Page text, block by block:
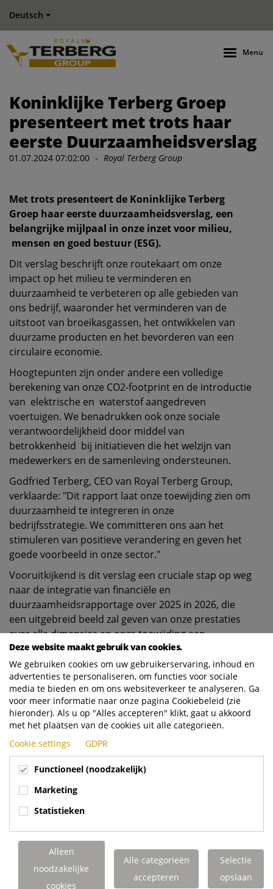
Deutsch
Menu
Koninklijke Terberg Groep
presenteert met trots haar
eerste Duurzaamheidsverslag
01.07.2024 07:02:00 - Royal Terberg Group
Met trots presenteert de Koninklijke Terberg
Groep haar eerste duurzaamheidsverslag, een
belangrijke mijlpaal in onze inzet voor milieu,
mensen en goed bestuur (ESG).
Dit verslag beschrijft onze routekaart om onze
impact op het milieu te verminderen en
duurzaamheid te verbeteren op alle gebieden van
ons bedrijf, waaronder het verminderen van de
uitstoot van broeikasgassen, het ontwikkelen van
duurzame producten en het bevorderen van een
circulaire economie.
Hoogtepunten zijn onder andere een volledige
berekening van onze CO2-footprint en de introductie
van elektrische en waterstof aangedreven
voertuigen. We benadrukken ook onze sociale
verantwoordelijkheid door middel van
betrokkenheid bij initiatieven die het welzijn van
medewerkers en de samenleving ondersteunen.
Godfried Terberg, CEO van Royal Terberg Group,
verklaarde: "Dit rapport laat onze toewijding zien om
duurzaamheid te integreren in onze
bedrijfsstrategie. We committeren ons aan het
stimuleren van positieve verandering en geven het
goede voorbeeld in onze sector."
Vooruitkijkend is dit verslag een cruciale stap op weg
naar de integratie van financiële en
duurzaamheidsrapportage over 2025 in 2026, die
een uitgebreid beeld zal geven van onze prestaties
over alle dimensies en onze toewijding aan
transparantie en verantwoording zal onderstrepen.
Deze website maakt gebruik van cookies.
We gebruiken cookies om uw gebruikerservaring, inhoud en
advertenties te personaliseren, om functies voor sociale
media te bieden en om ons websiteverkeer te analyseren. Ga
voor meer informatie naar onze pagina Cookiebeleid (zie
hieronder). Als u op "Alles accepteren" klikt, gaat u akkoord
met het plaatsen van de cookies uit alle categorieën.
Cookie settings
GDPR
Functioneel (noodzakelijk)
Marketing
Statistieken
Alleen
noodzakelijke
cookies
Alle categorieën
accepteren
Selectie
opslaan